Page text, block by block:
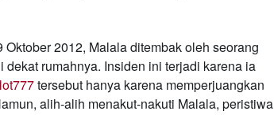
2012, Malala ditembak oleh seorang
rumahnya. Insiden ini terjadi karena ia
tersebut hanya karena memperjuangkan
alih-alih menakut-nakuti Malala, peristiwa